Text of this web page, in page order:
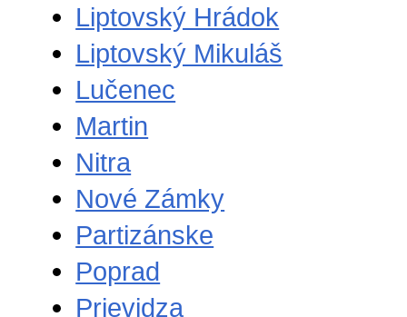
Liptovský Hrádok
Liptovský Mikuláš
Lučenec
Martin
Nitra
Nové Zámky
Partizánske
Poprad
Prievidza